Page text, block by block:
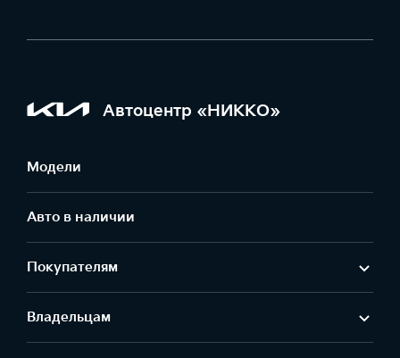
Автоцентр «НИККО»
Модели
Авто в наличии
Покупателям
Владельцам